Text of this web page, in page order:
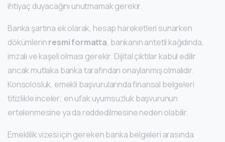
ihtiyaç duyacağını unutmamak gerekir.
Banka şartına ek olarak, hesap hareketleri sunarken
dökümlerinresmi formatta, bankanın antetli kağıdında,
imzalı ve kaşeli olması gerekir. Dijital çıktılar kabul edilir
ancak mutlaka banka tarafından onaylanmış olmalıdır.
Konsolosluk, emekli başvurularında finansal belgeleri
titizlikle inceler; en ufak uyumsuzluk başvurunun
ertelenmesine ya da reddedilmesine neden olabilir.
Emeklilik vizesi için gereken banka belgeleri arasında